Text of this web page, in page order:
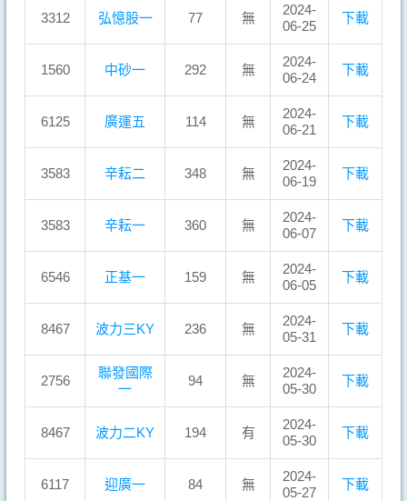
3312 弘憶股一 77 無
2024-
06-25
下載
1560 中砂一 292 無
2024-
06-24
下載
6125 廣運五 114 無
2024-
06-21
下載
3583 辛耘二 348 無
2024-
06-19
下載
3583 辛耘一 360 無
2024-
06-07
下載
6546 正基一 159 無
2024-
06-05
下載
8467 波力三KY 236 無
2024-
05-31
下載
2756
聯發國際
一
94 無
2024-
05-30
下載
8467 波力二KY 194 有
2024-
05-30
下載
6117 迎廣一 84 無
2024-
05-27
下載